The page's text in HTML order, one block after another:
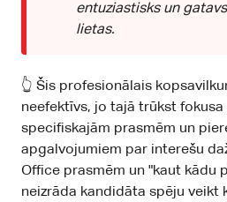
entuziastisks un
lietas.
👆 Šis profesionālais
neefektīvs, jo tajā trūkst
specifiskajām prasmēm un
apgalvojumiem par interešu
Office prasmēm un "kaut kādu
neizrāda kandidāta spēju veikt